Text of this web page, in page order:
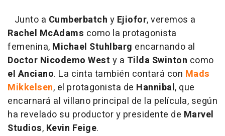
Junto a Cumberbatch y Ejiofor, veremos a
Rachel McAdams como la protagonista
femenina, Michael Stuhlbarg encarnando al
Doctor Nicodemo West y a Tilda Swinton como
el Anciano. La cinta también contará con Mads
Mikkelsen, el protagonista de Hannibal, que
encarnará al villano principal de la película, según
ha revelado su productor y presidente de Marvel
Studios, Kevin Feige.